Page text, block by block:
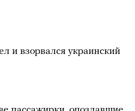
и взорвался украинский